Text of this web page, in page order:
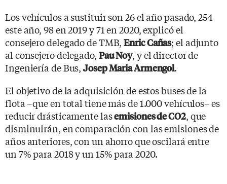
Los vehículos a sustituir son 26 el año pasado, 254
este año, 98 en 2019 y 71 en 2020, explicó el
consejero delegado de TMB,Enric Cañas; el adjunto
al consejero delegado, Pau Noy, y el director de
Ingeniería de Bus,Josep Maria Armengol.
El objetivo de la adquisición de estos buses de la
flota –que en total tiene más de 1.000 vehículos– es
reducir drásticamente lasemisiones de CO2, que
disminuirán, en comparación con las emisiones de
años anteriores, con un ahorro que oscilará entre
un 7% para 2018 y un 15% para 2020.